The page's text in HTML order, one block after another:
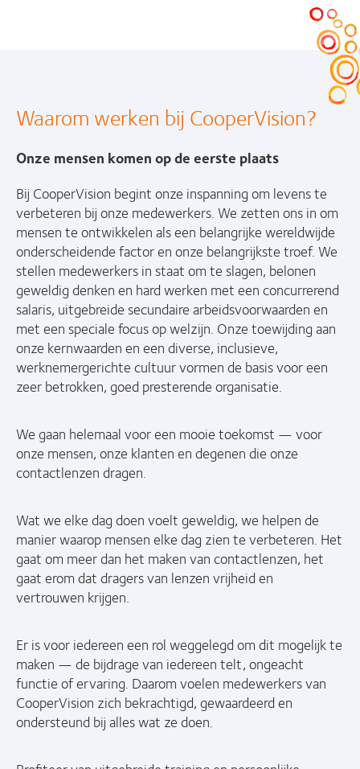
Waarom werken bij CooperVision?
Onze mensen komen op de eerste plaats
Bij CooperVision begint onze inspanning om levens te
verbeteren bij onze medewerkers. We zetten ons in om
mensen te ontwikkelen als een belangrijke wereldwijde
onderscheidende factor en onze belangrijkste troef. We
stellen medewerkers in staat om te slagen, belonen
geweldig denken en hard werken met een concurrerend
salaris, uitgebreide secundaire arbeidsvoorwaarden en
met een speciale focus op welzijn. Onze toewijding aan
onze kernwaarden en een diverse, inclusieve,
werknemergerichte cultuur vormen de basis voor een
zeer betrokken, goed presterende organisatie.
We gaan helemaal voor een mooie toekomst — voor
onze mensen, onze klanten en degenen die onze
contactlenzen dragen.
Wat we elke dag doen voelt geweldig, we helpen de
manier waarop mensen elke dag zien te verbeteren. Het
gaat om meer dan het maken van contactlenzen, het
gaat erom dat dragers van lenzen vrijheid en
vertrouwen krijgen.
Er is voor iedereen een rol weggelegd om dit mogelijk te
maken — de bijdrage van iedereen telt, ongeacht
functie of ervaring. Daarom voelen medewerkers van
CooperVision zich bekrachtigd, gewaardeerd en
ondersteund bij alles wat ze doen.